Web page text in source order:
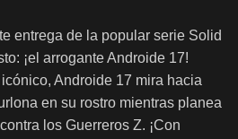
entrega de la popular serie Solid
¡el arrogante Androide 17!
Androide 17 mira hacia
en su rostro mientras planea
los Guerreros Z. ¡Con